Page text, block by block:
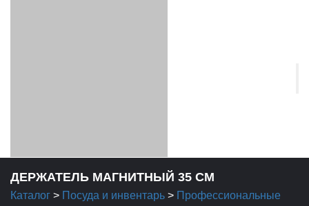
ДЕРЖАТЕЛЬ МАГНИТНЫЙ 35 СМ
Каталог > Посуда и инвентарь > Профессиональные